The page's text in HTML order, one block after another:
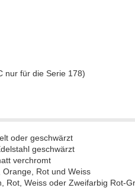
nur für die Serie 178)
oder geschwärzt
geschwärzt
verchromt
Orange, Rot und Weiss
Rot, Weiss oder Zweifarbig Rot-